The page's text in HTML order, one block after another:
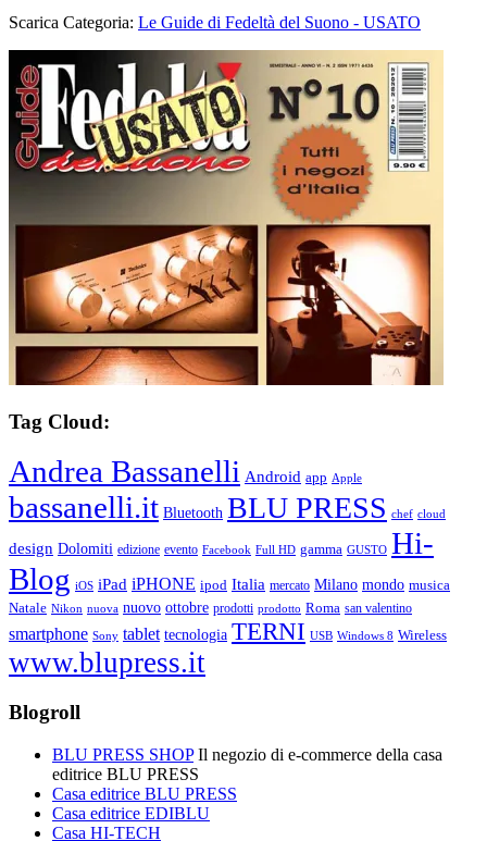
Scarica Categoria: Le Guide di Fedeltà del Suono - USATO
Tag Cloud:
Andrea Bassanelli Android app Apple
bassanelli.it Bluetooth BLU PRESS chef cloud
design Dolomiti edizione evento Facebook Full HD gamma GUSTO Hi-
Blog iOS iPad iPHONE ipod Italia mercato Milano mondo musica
Natale Nikon nuova nuovo ottobre prodotti prodotto Roma san valentino
smartphone Sony tablet tecnologia TERNI USB Windows 8 Wireless
www.blupress.it
Blogroll
BLU PRESS SHOPIl negozio di e-commerce della casa
editrice BLU PRESS
Casa editrice BLU PRESS
Casa editrice EDIBLU
Casa HI-TECH